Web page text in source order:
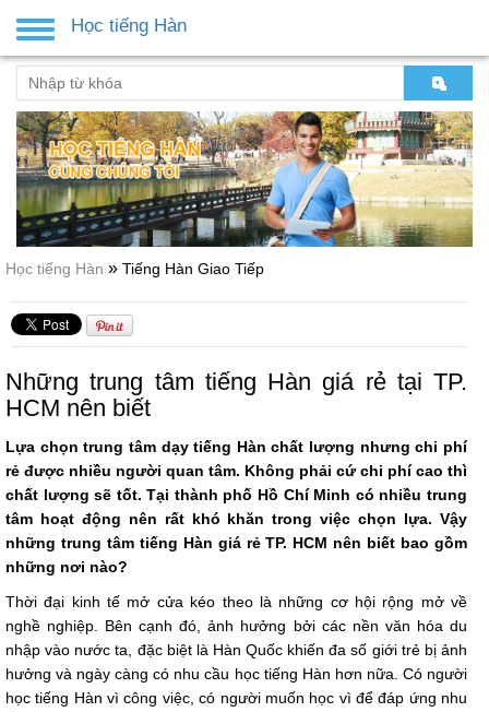
Học tiếng Hàn » Tiếng Hàn Giao Tiếp
Những trung tâm tiếng Hàn giá rẻ tại TP.
HCM nên biết
Lựa chọn trung tâm dạy tiếng Hàn chất lượng nhưng chi phí
rẻ được nhiều người quan tâm. Không phải cứ chi phí cao thì
chất lượng sẽ tốt. Tại thành phố Hồ Chí Minh có nhiều trung
tâm hoạt động nên rất khó khăn trong việc chọn lựa. Vậy
những trung tâm tiếng Hàn giá rẻ TP. HCM nên biết bao gồm
những nơi nào?
Thời đại kinh tế mở cửa kéo theo là những cơ hội rộng mở về
nghề nghiệp. Bên cạnh đó, ảnh hưởng bởi các nền văn hóa du
nhập vào nước ta, đặc biệt là Hàn Quốc khiến đa số giới trẻ bị ảnh
hưởng và ngày càng có nhu cầu học tiếng Hàn hơn nữa. Có người
học tiếng Hàn vì công việc, có người muốn học vì để đáp ứng nhu
Toggle
navigation
Học tiếng Hàn